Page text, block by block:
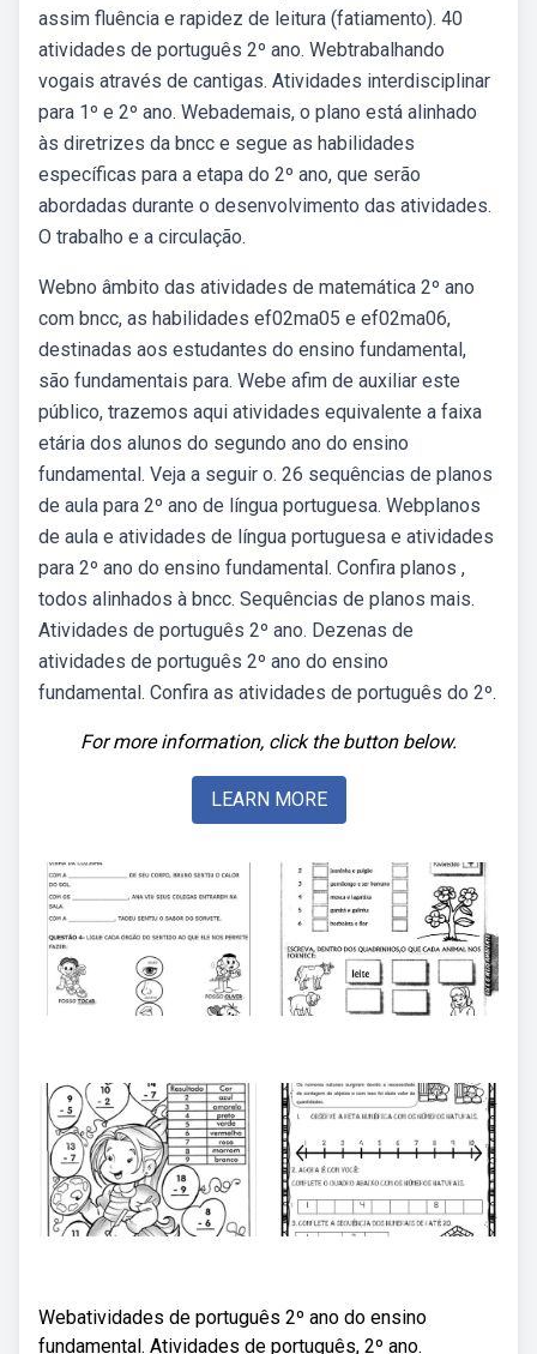
assim fluência e rapidez de leitura (fatiamento). 40
atividades de português 2º ano. Webtrabalhando
vogais através de cantigas. Atividades interdisciplinar
para 1º e 2º ano. Webademais, o plano está alinhado
às diretrizes da bncc e segue as habilidades
específicas para a etapa do 2º ano, que serão
abordadas durante o desenvolvimento das atividades.
O trabalho e a circulação.
Webno âmbito das atividades de matemática 2º ano
com bncc, as habilidades ef02ma05 e ef02ma06,
destinadas aos estudantes do ensino fundamental,
são fundamentais para. Webe afim de auxiliar este
público, trazemos aqui atividades equivalente a faixa
etária dos alunos do segundo ano do ensino
fundamental. Veja a seguir o. 26 sequências de planos
de aula para 2º ano de língua portuguesa. Webplanos
de aula e atividades de língua portuguesa e atividades
para 2º ano do ensino fundamental. Confira planos ,
todos alinhados à bncc. Sequências de planos mais.
Atividades de português 2º ano. Dezenas de
atividades de português 2º ano do ensino
fundamental. Confira as atividades de português do 2º.
For more information, click the button below.
LEARN MORE
Webatividades de português 2º ano do ensino
fundamental. Atividades de português, 2º ano.